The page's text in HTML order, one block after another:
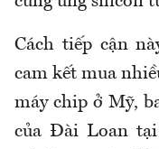
Cách tiếp cận
cam kết mua
máy chip ở Mỹ,
của Đài Loan tại